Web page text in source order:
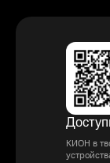
КИОН в